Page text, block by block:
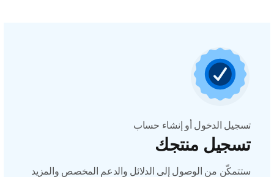
تسجيل الدخول أو إنشاء حساب
تسجيل منتجك
ستتمكّن من الوصول إلى الدلائل والدعم المخصص والمزيد